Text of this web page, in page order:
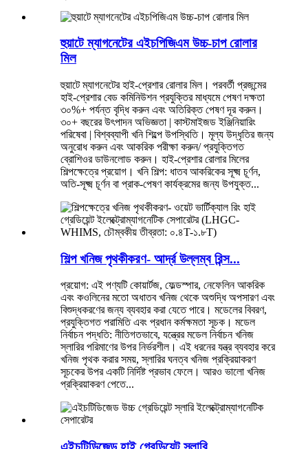
হুয়াটে ম্যাগনেটের এইচপিজিএম উচ্চ-চাপ রোলার
মিল
হুয়াটে ম্যাগনেটের হাই-প্রেশার রোলার মিল। পরবর্তী প্রজন্মের
হাই-প্রেশার বেড কমিনিউশন প্রযুক্তির মাধ্যমে পেষণ দক্ষতা
৩০%+ পর্যন্ত বৃদ্ধি করুন এবং অতিরিক্ত পেষণ দূর করুন।
৩০+ বছরের উৎপাদন অভিজ্ঞতা | কাস্টমাইজড ইঞ্জিনিয়ারিং
পরিষেবা | বিশ্বব্যাপী খনি শিল্পে উপস্থিতি। মূল্য উদ্ধৃতির জন্য
অনুরোধ করুন এবং আকরিক পরীক্ষা করুন/ প্রযুক্তিগত
ব্রোশিওর ডাউনলোড করুন। হাই-প্রেশার রোলার মিলের
শিল্পক্ষেত্রে প্রয়োগ। খনি শিল্প: ধাতব আকরিকের সূক্ষ্ম চূর্ণন,
অতি-সূক্ষ্ম চূর্ণন বা প্রাক-পেষণ কার্যক্রমের জন্য উপযুক্ত...
শিল্প খনিজ পৃথকীকরণ- আর্দ্র উল্লম্ব রিন্স...
প্রয়োগ: এই পণ্যটি কোয়ার্টজ, ফেল্ডস্পার, নেফেলিন আকরিক
এবং কওলিনের মতো অধাতব খনিজ থেকে অশুদ্ধি অপসারণ এবং
বিশুদ্ধকরণের জন্য ব্যবহার করা যেতে পারে। মডেলের বিবরণ,
প্রযুক্তিগত পরামিতি এবং প্রধান কর্মক্ষমতা সূচক। মডেল
নির্বাচন পদ্ধতি: নীতিগতভাবে, যন্ত্রের মডেল নির্বাচন খনিজ
স্লারির পরিমাণের উপর নির্ভরশীল। এই ধরনের যন্ত্র ব্যবহার করে
খনিজ পৃথক করার সময়, স্লারির ঘনত্ব খনিজ প্রক্রিয়াকরণ
সূচকের উপর একটি নির্দিষ্ট প্রভাব ফেলে। আরও ভালো খনিজ
প্রক্রিয়াকরণ পেতে...